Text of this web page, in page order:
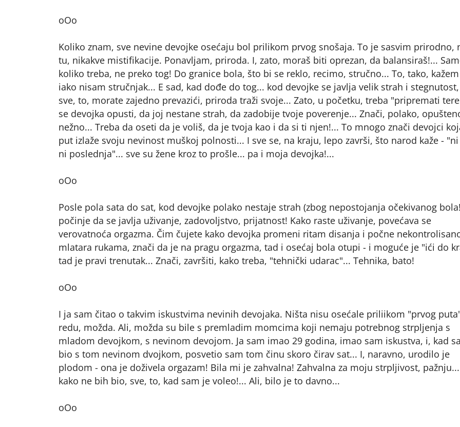
oOo
Koliko znam, sve nevine devojke osećaju bol prilikom prvog snošaja. To je sasvim prirodno,
tu, nikakve mistifikacije. Ponavljam, priroda. I, zato, moraš biti oprezan, da balansiraš!...
koliko treba, ne preko tog! Do granice bola, što bi se reklo, recimo, stručno... To, tako,
iako nisam stručnjak... E sad, kad dođe do tog... kod devojke se javlja velik strah i
sve, to, morate zajedno prevazići, priroda traži svoje... Zato, u početku, treba "pripremati
se devojka opusti, da joj nestane strah, da zadobije tvoje poverenje... Znači, polako,
nežno... Treba da oseti da je voliš, da je tvoja kao i da si ti njen!... To mnogo znači devojci
put izlaže svoju nevinost muškoj polnosti... I sve se, na kraju, lepo završi, što narod kaže -
ni poslednja"... sve su žene kroz to prošle... pa i moja devojka!...
oOo
Posle pola sata do sat, kod devojke polako nestaje strah (zbog nepostojanja očekivanog
počinje da se javlja uživanje, zadovoljstvo, prijatnost! Kako raste uživanje, povećava se
verovatnoća orgazma. Čim čujete kako devojka promeni ritam disanja i počne
mlatara rukama, znači da je na pragu orgazma, tad i osećaj bola otupi - i moguće je "ići do
tad je pravi trenutak... Znači, završiti, kako treba, "tehnički udarac"... Tehnika, bato!
oOo
I ja sam čitao o takvim iskustvima nevinih devojaka. Ništa nisu osećale priliikom "prvog
redu, možda. Ali, možda su bile s premladim momcima koji nemaju potrebnog strpljenja s
mladom devojkom, s nevinom devojom. Ja sam imao 29 godina, imao sam iskustva, i, kad
bio s tom nevinom dvojkom, posvetio sam tom činu skoro čirav sat... I, naravno, urodilo je
plodom - ona je doživela orgazam! Bila mi je zahvalna! Zahvalna za moju strpljivost,
kako ne bih bio, sve, to, kad sam je voleo!... Ali, bilo je to davno...
oOo